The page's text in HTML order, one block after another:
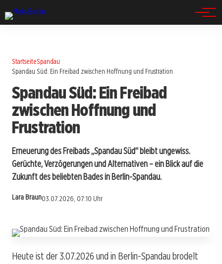
StartseiteSpandau
Spandau Süd: Ein Freibad zwischen Hoffnung und Frustration
Spandau Süd: Ein Freibad
zwischen Hoffnung und
Frustration
Erneuerung des Freibads „Spandau Süd“ bleibt ungewiss.
Gerüchte, Verzögerungen und Alternativen – ein Blick auf die
Zukunft des beliebten Bades in Berlin-Spandau.
Lara Braun03.07.2026, 07:10 Uhr
Heute ist der 3.07.2026 und in Berlin-Spandau brodelt